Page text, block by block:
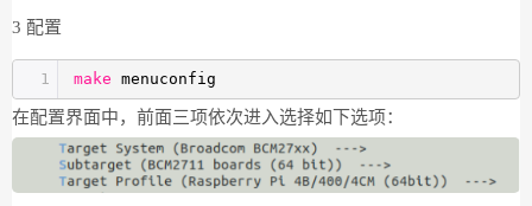
3 配置
1 make menuconfig
在配置界面中，前面三项依次进入选择如下选项：